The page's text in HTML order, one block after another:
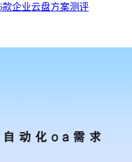
企业云盘方案测评